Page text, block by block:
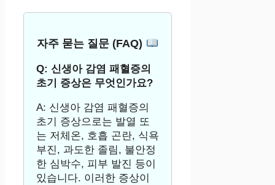
자주 묻는 질문 (FAQ)
Q: 신생아 감염 패혈증의
초기 증상은 무엇인가요?
A: 신생아 감염 패혈증의
초기 증상으로는 발열 또
는 저체온, 호흡 곤란, 식욕
부진, 과도한 졸림, 불안정
한 심박수, 피부 발진 등이
있습니다. 이러한 증상이